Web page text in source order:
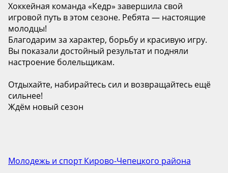
Хоккейная команда «Кедр» завершила свой
игровой путь в этом сезоне. Ребята — настоящие
молодцы!
Благодарим за характер, борьбу и красивую игру.
Вы показали достойный результат и подняли
настроение болельщикам.
Отдыхайте, набирайтесь сил и возвращайтесь ещё
сильнее!
Ждём новый сезон
Молодежь и спорт Кирово-Чепецкого района